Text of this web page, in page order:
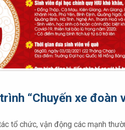
“Chuyến xe đoàn
tổ chức, vận động các mạnh